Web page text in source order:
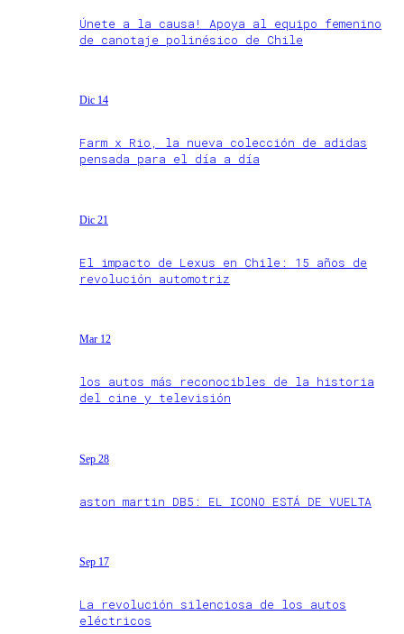
Únete a la causa! Apoya al equipo femenino
de canotaje polinésico de Chile
Dic 14
Farm x Rio, la nueva colección de adidas
pensada para el día a día
Dic 21
El impacto de Lexus en Chile: 15 años de
revolución automotriz
Mar 12
los autos más reconocibles de la historia
del cine y televisión
Sep 28
aston martin DB5: EL ICONO ESTÁ DE VUELTA
Sep 17
La revolución silenciosa de los autos
eléctricos